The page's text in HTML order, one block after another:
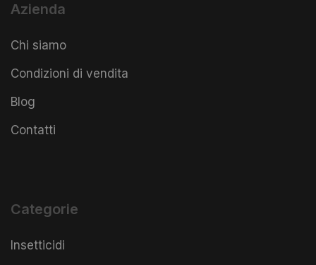
Azienda
Chi siamo
Condizioni di vendita
Blog
Contatti
Categorie
Insetticidi